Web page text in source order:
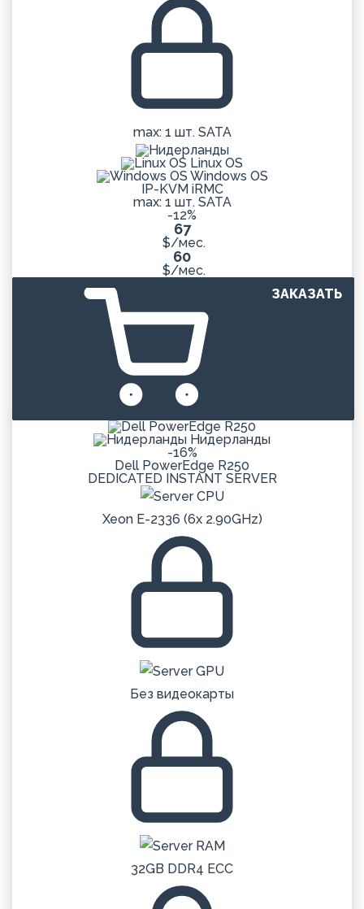
max: 1 шт. SATA
Linux OS
Windows OS
IP-KVM iRMC
max: 1 шт. SATA
-12%
67
$/мес.
60
$/мес.
ЗАКАЗАТЬ
Нидерланды
-16%
Dell PowerEdge R250
DEDICATED INSTANT SERVER
Xeon E-2336 (6x 2.90GHz)
Без видеокарты
32GB DDR4 ECC